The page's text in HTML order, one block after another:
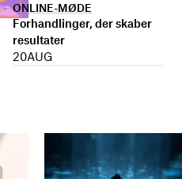
ONLINE-MØDE
Forhandlinger, der skaber
resultater
20AUG